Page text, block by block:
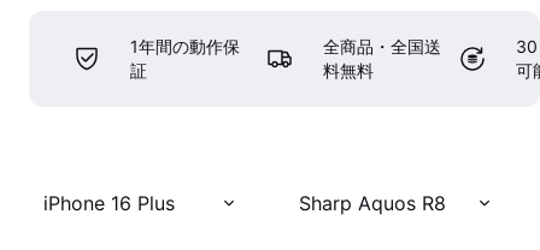
1年間の動作保
証
全商品・全国送
料無料
30
可
iPhone 16 Plus Sharp Aquos R8